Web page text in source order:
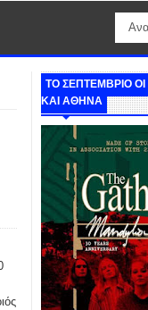
ΤΟ ΣΕΠΤΕΜΒΡΙΟ ΟΙ
ΚΑΙ ΑΘΗΝΑ